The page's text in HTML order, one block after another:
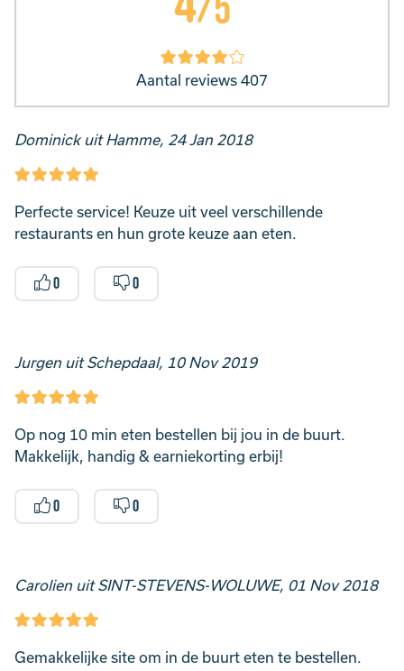
Aantal reviews 407
Dominick uit Hamme, 24 Jan 2018
Perfecte service! Keuze uit veel verschillende
restaurants en hun grote keuze aan eten.
0 0
Jurgen uit Schepdaal, 10 Nov 2019
Op nog 10 min eten bestellen bij jou in de buurt.
Makkelijk, handig & earniekorting erbij!
0 0
Carolien uit SINT-STEVENS-WOLUWE, 01 Nov 2018
Gemakkelijke site om in de buurt eten te bestellen.